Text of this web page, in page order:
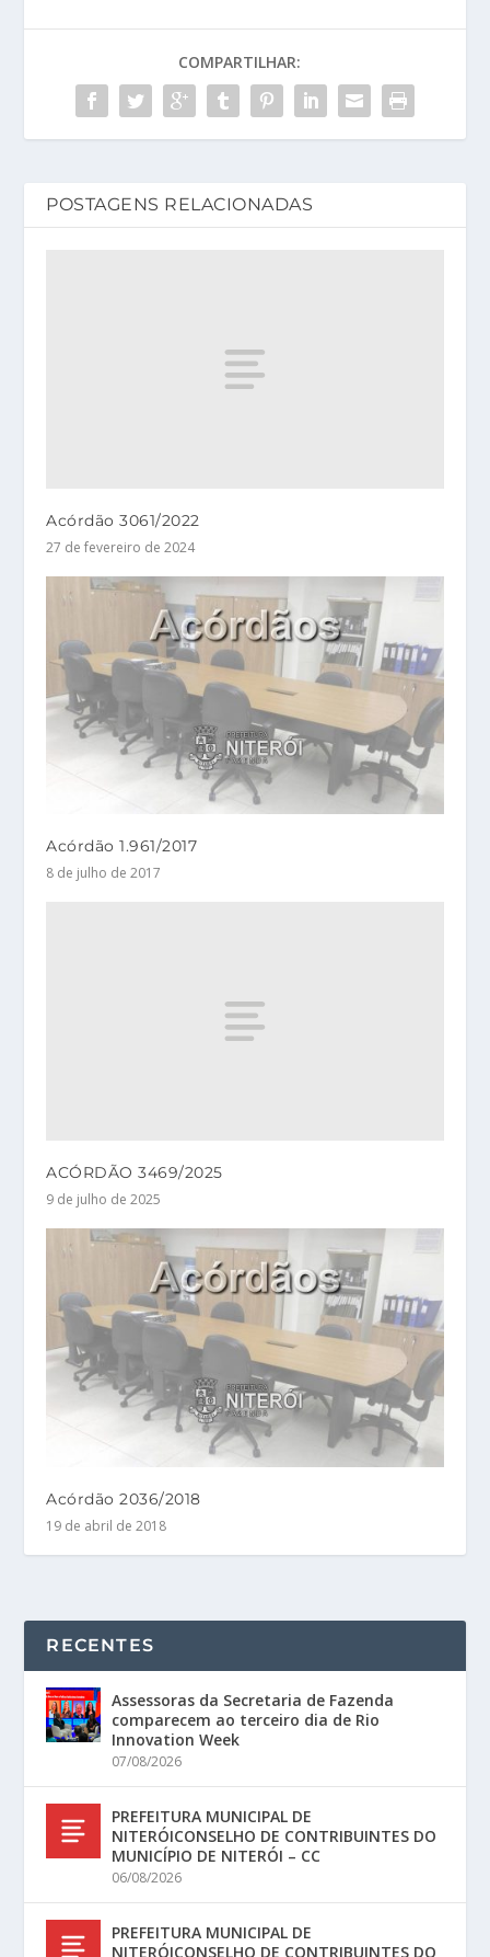
COMPARTILHAR:
POSTAGENS RELACIONADAS
Acórdão 3061/2022
27 de fevereiro de 2024
Acórdão 1.961/2017
8 de julho de 2017
ACÓRDÃO 3469/2025
9 de julho de 2025
Acórdão 2036/2018
19 de abril de 2018
RECENTES
Assessoras da Secretaria de Fazenda
comparecem ao terceiro dia de Rio
Innovation Week
07/08/2026
PREFEITURA MUNICIPAL DE
NITERÓICONSELHO DE CONTRIBUINTES DO
MUNICÍPIO DE NITERÓI – CC
06/08/2026
PREFEITURA MUNICIPAL DE
NITERÓICONSELHO DE CONTRIBUINTES DO